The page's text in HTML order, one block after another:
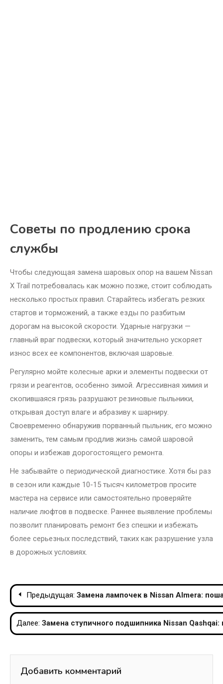
Советы по продлению срока
службы
Чтобы следующая замена шаровых опор на вашем Nissan
X Trail потребовалась как можно позже, стоит соблюдать
несколько простых правил. Старайтесь избегать резких
стартов и торможений, а также езды по разбитым
дорогам на высокой скорости. Ударные нагрузки —
главный враг подвески, который значительно ускоряет
износ всех ее компонентов, включая шаровые.
Регулярно мойте колесные арки и элементы подвески от
грязи и реагентов, особенно зимой. Агрессивная химия и
скопившаяся грязь разрушают резиновые пыльники,
открывая доступ влаге и абразиву к шарниру.
Своевременно обнаружив порванный пыльник, его можно
заменить, тем самым продлив жизнь самой шаровой
опоры и избежав дорогостоящего ремонта.
Не забывайте о периодической диагностике. Хотя бы раз
в сезон или каждые 10-15 тысяч километров просите
мастера на сервисе или самостоятельно проверяйте
наличие люфтов в подвеске. Раннее выявление проблемы
позволит планировать ремонт без спешки и избежать
более серьезных последствий, таких как разрушение узла
в дорожных условиях.
Навигация
по
записям
Предыдущая: Замена лампочек в Nissan Almera:
Далее: Замена ступичного подшипника Nissan Qashqai:
Добавить комментарий